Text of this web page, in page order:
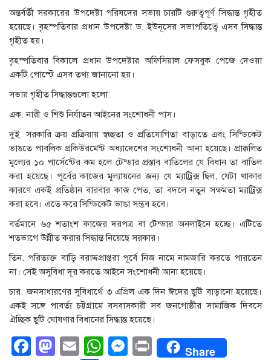
অন্তর্বর্তী সরকারের উপদেষ্টা পরিষদের সভায় চারটি গুরুত্বপূর্ণ সিদ্ধান্ত গৃহীত
হয়েছে। বৃহস্পতিবার প্রধান উপদেষ্টা ড. ইউনূসের সভাপতিত্বে এসব সিদ্ধান্ত
গৃহীত হয়।
বৃহস্পতিবার বিকালে প্রধান উপদেষ্টার অফিসিয়াল ফেসবুক পেজে দেওয়া
একটি পোস্টে এসব তথ্য জানানো হয়।
সভায় গৃহীত সিদ্ধান্তগুলো হলো:
এক. নারী ও শিশু নির্যাতন আইনের সংশোধনী পাস।
দুই. সরকারি ক্রয় প্রক্রিয়ায় স্বচ্ছতা ও প্রতিযোগিতা বাড়াতে এবং সিন্ডিকেট
ভাঙতে পাবলিক প্রকিউরমেন্ট অধ্যাদেশের সংশোধনী আনা হয়েছে। প্রাক্কলিত
মূল্যের ১০ পার্সেন্টের কম হলে টেন্ডার প্রস্তাব বাতিলের যে বিধান তা বাতিল
করা হয়েছে। পূর্বের কাজের মূল্যায়নের জন্য যে ম্যাট্রিক্স ছিল, যেটা থাকার
কারণে একই প্রতিষ্ঠান বারবার কাজ পেত, তা বদলে নতুন সক্ষমতা ম্যাট্রিক্স
করা হবে। এতে করে সিন্ডিকেট ভাঙা সম্ভব হবে।
বর্তমানে ৬৫ শতাংশ কাজের দরপত্র বা টেন্ডার অনলাইনে হচ্ছে। এটিতে
শতভাগে উন্নীত করার সিদ্ধান্ত নিয়েছে সরকার।
তিন. পরিত্যক্ত বাড়ি বরাদ্দপ্রাপ্তরা পূর্বে নিজ নামে নামজারি করতে পারতেন
না। সেই অসুবিধা দূর করতে আইনে সংশোধনী আনা হয়েছে।
চার. জনসাধারণের সুবিধার্থে ৩ এপ্রিল এক দিন ঈদের ছুটি বাড়ানো হয়েছে।
একই সঙ্গে পাবর্ত্য চট্টগ্রামে বসবাসকারী সব জনগোষ্ঠীর সামাজিক দিবসে
ঐচ্ছিক ছুটি ঘোষণার বিধানের সিদ্ধান্ত হয়েছে।
Facebook
Mastodon
EmailWhatsApp
Messenger
PrintShare